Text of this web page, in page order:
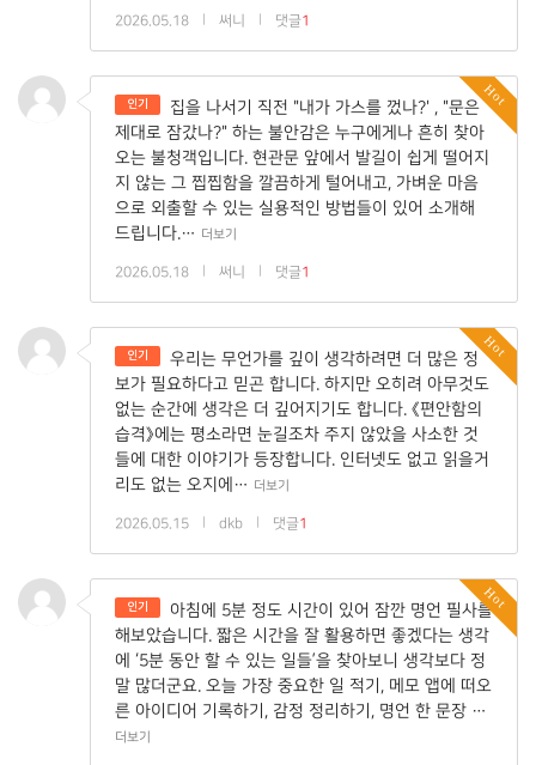
2026.05.18 써니 댓글1
Hot
인기
집을 나서기 직전 "내가 가스를 껐나?' , "문은
제대로 잠갔나?" 하는 불안감은 누구에게나 흔히 찾아
오는 불청객입니다. 현관문 앞에서 발길이 쉽게 떨어지
지 않는 그 찝찝함을 깔끔하게 털어내고, 가벼운 마음
으로 외출할 수 있는 실용적인 방법들이 있어 소개해
드립니다.… 더보기
2026.05.18 써니 댓글1
Hot
인기
우리는 무언가를 깊이 생각하려면 더 많은 정
보가 필요하다고 믿곤 합니다. 하지만 오히려 아무것도
없는 순간에 생각은 더 깊어지기도 합니다. 《편안함의
습격》에는 평소라면 눈길조차 주지 않았을 사소한 것
들에 대한 이야기가 등장합니다. 인터넷도 없고 읽을거
리도 없는 오지에… 더보기
2026.05.15 dkb 댓글1
Hot
인기
아침에 5분 정도 시간이 있어 잠깐 명언 필사를
해보았습니다. 짧은 시간을 잘 활용하면 좋겠다는 생각
에 ‘5분 동안 할 수 있는 일들’을 찾아보니 생각보다 정
말 많더군요. 오늘 가장 중요한 일 적기, 메모 앱에 떠오
른 아이디어 기록하기, 감정 정리하기, 명언 한 문장 …
더보기